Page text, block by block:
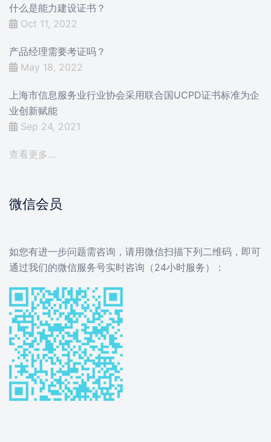
什么是能力建设证书？
Oct 11, 2022
产品经理需要考证吗？
May 18, 2022
上海市信息服务业行业协会采用联合国UCPD证书标准为企
业创新赋能
Sep 24, 2021
查看更多…
微信会员
如您有进一步问题需咨询，请用微信扫描下列二维码，即可
通过我们的微信服务号实时咨询（24小时服务）：